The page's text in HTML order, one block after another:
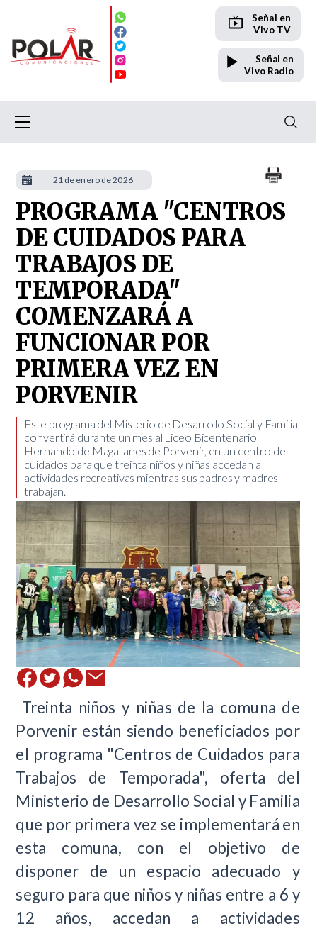
Señal en
Vivo TV
Señal en
Vivo Radio
PROGRAMA "CENTROS
DE CUIDADOS PARA
TRABAJOS DE
TEMPORADA"
COMENZARÁ A
FUNCIONAR POR
PRIMERA VEZ EN
PORVENIR
​Este programa del Misterio de Desarrollo Social y Familia
convertirá durante un mes al Liceo Bicentenario
Hernando de Magallanes de Porvenir, en un centro de
cuidados para que treinta niños y niñas accedan a
actividades recreativas mientras sus padres y madres
trabajan.
Treinta niños y niñas de la comuna de
Porvenir están siendo beneficiados por
el programa "Centros de Cuidados para
Trabajos de Temporada", oferta del
Ministerio de Desarrollo Social y Familia
que por primera vez se implementará en
esta comuna, con el objetivo de
disponer de un espacio adecuado y
seguro para que niños y niñas entre a 6 y
12 años, accedan a actividades
21 de enero de 2026